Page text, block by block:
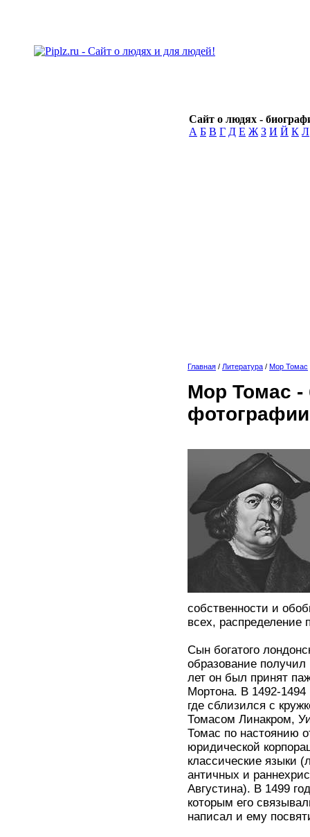
Сайт о людях -
А Б В Г Д Е Ж З И Й К Л
Главная / Литература / Мор Томас
Мор Томас -
собственности и
всех, распределение
Сын богатого
образование
лет он был принят
Мортона. В 1492-
где сблизился с
Томасом Линакром,
Томас по настоянию
юридической
классические языки
античных и
Августина). В 1499
которым его
написал и ему